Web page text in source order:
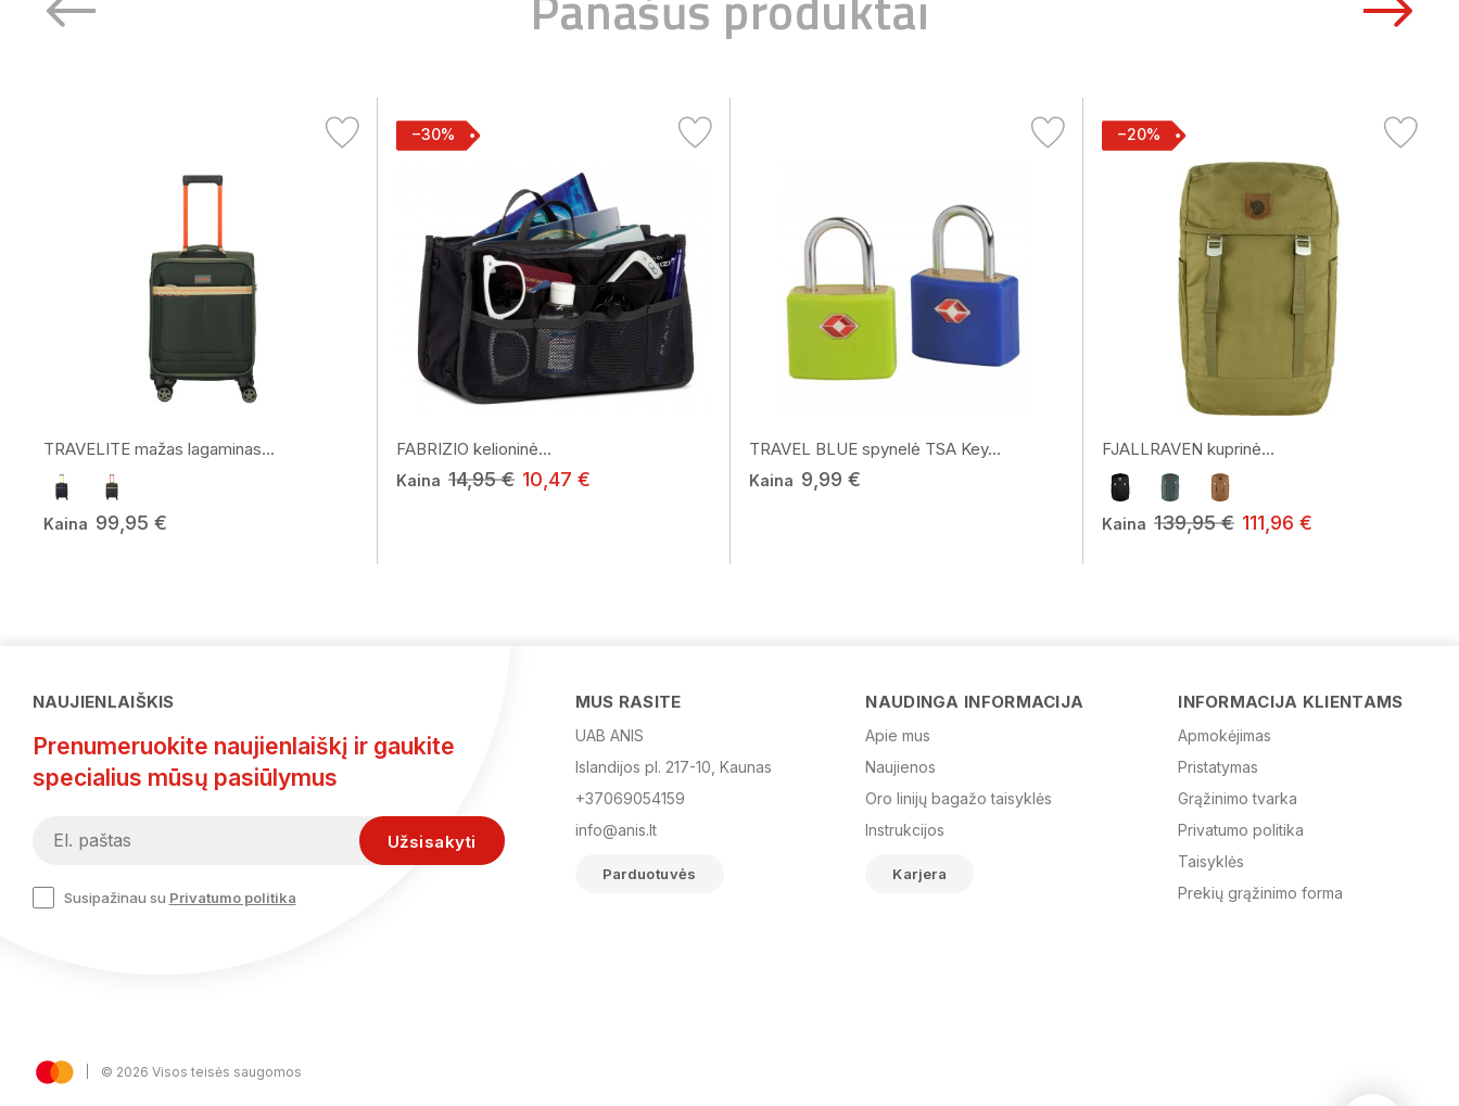
TRAVELITE mažas lagaminas...
Kaina 99,95 €
−30%
FABRIZIO kelioninė...
Kaina 14,95 € 10,47 €
TRAVEL BLUE spynelė TSA Key...
Kaina 9,99 €
−20%
FJALLRAVEN kuprinė...
Kaina 139,95 € 111,96 €
NAUJIENLAIŠKIS
Prenumeruokite naujienlaiškį ir gaukite
specialius mūsų pasiūlymus
Susipažinau su Privatumo politika
MUS RASITE
UAB ANIS
Islandijos pl. 217-10, Kaunas
+37069054159
info@anis.lt
Parduotuvės
NAUDINGA INFORMACIJA
Apie mus
Naujienos
Oro linijų bagažo taisyklės
Instrukcijos
Karjera
INFORMACIJA KLIENTAMS
Apmokėjimas
Pristatymas
Grąžinimo tvarka
Privatumo politika
Taisyklės
Prekių grąžinimo forma
© 2026 Visos teisės saugomos